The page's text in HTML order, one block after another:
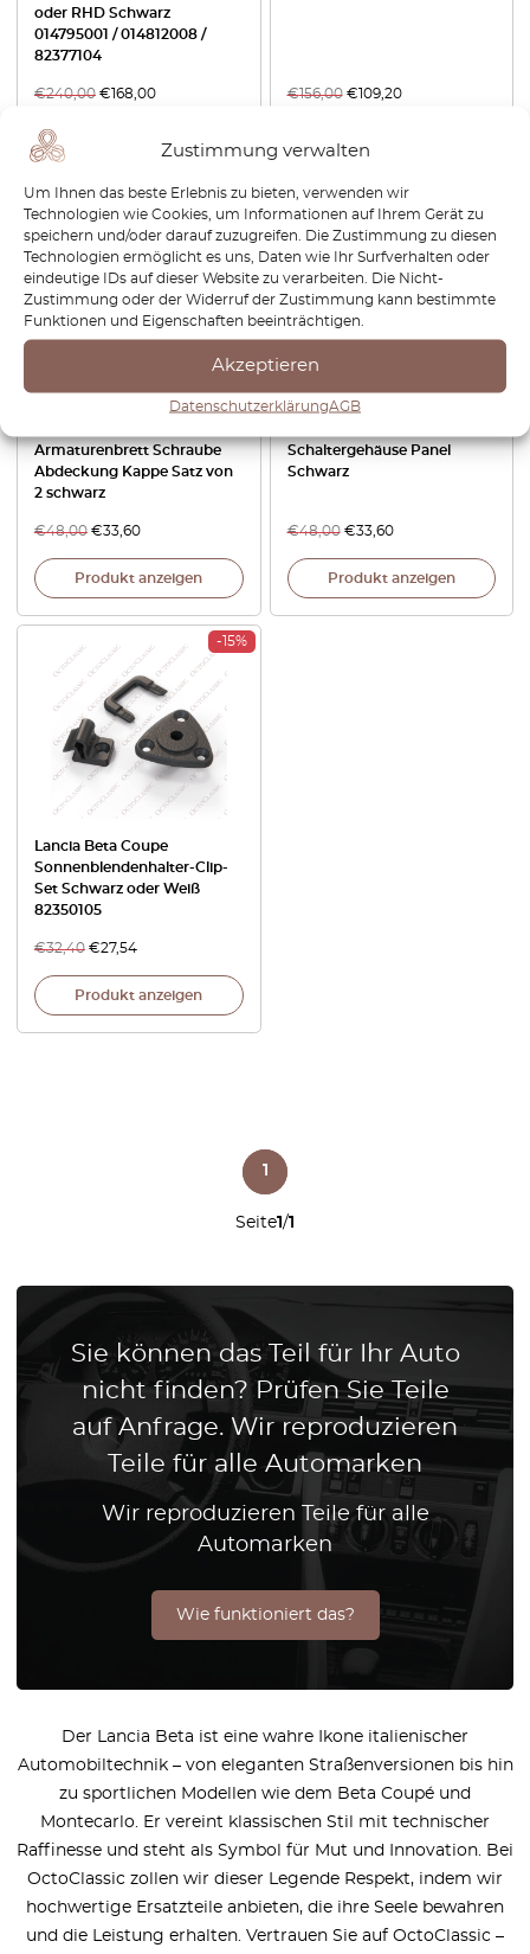
Zustimmung verwalten
Um Ihnen das beste Erlebnis zu bieten, verwenden wir
Technologien wie Cookies, um Informationen auf Ihrem Gerät zu
speichern und/oder darauf zuzugreifen. Die Zustimmung zu diesen
Technologien ermöglicht es uns, Daten wie Ihr Surfverhalten oder
eindeutige IDs auf dieser Website zu verarbeiten. Die Nicht-
Zustimmung oder der Widerruf der Zustimmung kann bestimmte
Funktionen und Eigenschaften beeinträchtigen.
Akzeptieren
DatenschutzerklärungAGB
oder RHD Schwarz
014795001 / 014812008 /
82377104
€240,00 €168,00
Produkt anzeigen
€156,00 €109,20
Produkt anzeigen
Lancia Beta Coupe / HPE /
Armaturenbrett Schraube
Abdeckung Kappe Satz von
2 schwarz
€48,00 €33,60
Produkt anzeigen
Lancia Beta Coupe / HPE
Schaltergehäuse Panel
Schwarz
€48,00 €33,60
Produkt anzeigen
-15%
Lancia Beta Coupe
Sonnenblendenhalter-Clip-
Set Schwarz oder Weiß
82350105
€32,40 €27,54
Produkt anzeigen
Seite1/1
1
Sie können das Teil für Ihr Auto
nicht finden? Prüfen Sie Teile
auf Anfrage. Wir reproduzieren
Teile für alle Automarken
Wir reproduzieren Teile für alle
Automarken
Wie funktioniert das?
Der Lancia Beta ist eine wahre Ikone italienischer
Automobiltechnik – von eleganten Straßenversionen bis hin
zu sportlichen Modellen wie dem Beta Coupé und
Montecarlo. Er vereint klassischen Stil mit technischer
Raffinesse und steht als Symbol für Mut und Innovation. Bei
OctoClassic zollen wir dieser Legende Respekt, indem wir
hochwertige Ersatzteile anbieten, die ihre Seele bewahren
und die Leistung erhalten. Vertrauen Sie auf OctoClassic –